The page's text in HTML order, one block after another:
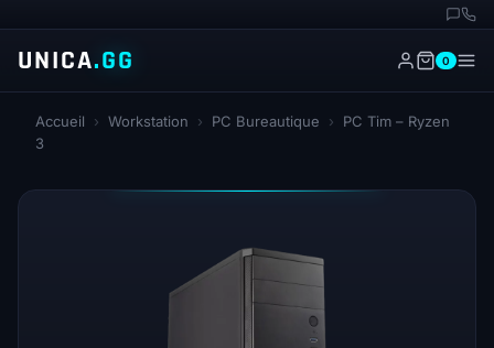
UNICA.GG 0
Accueil › Workstation › PC Bureautique ›
PC Tim – Ryzen
3